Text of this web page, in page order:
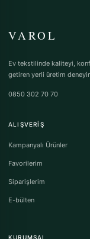
VAROL
Ev tekstilinde kaliteyi,
getiren yerli üretim
0850 302 70 70
ALIŞVERIŞ
Kampanyalı Ürünler
Favorilerim
Siparişlerim
E-bülten
KURUMSAL